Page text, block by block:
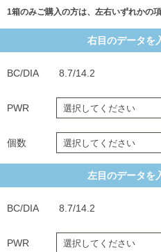
1箱のみご購入の方は、左右いずれかの
右目のデータを
BC/DIA 8.7/14.2
PWR
個数
左目のデータを
BC/DIA 8.7/14.2
PWR